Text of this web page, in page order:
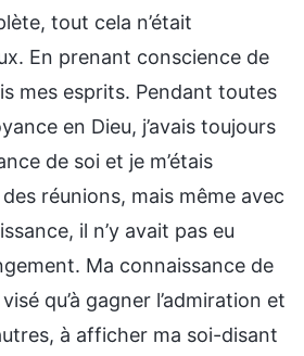
tout cela n’était
En prenant conscience de
mes esprits. Pendant toutes
en Dieu, j’avais toujours
de soi et je m’étais
réunions, mais même avec
il n’y avait pas eu
Ma connaissance de
qu’à gagner l’admiration et
à afficher ma soi-disant